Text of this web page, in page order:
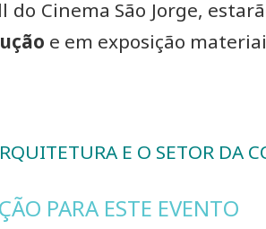
do Cinema São Jorge,
e em exposição
E O SETOR DA
PARA ESTE EVENTO